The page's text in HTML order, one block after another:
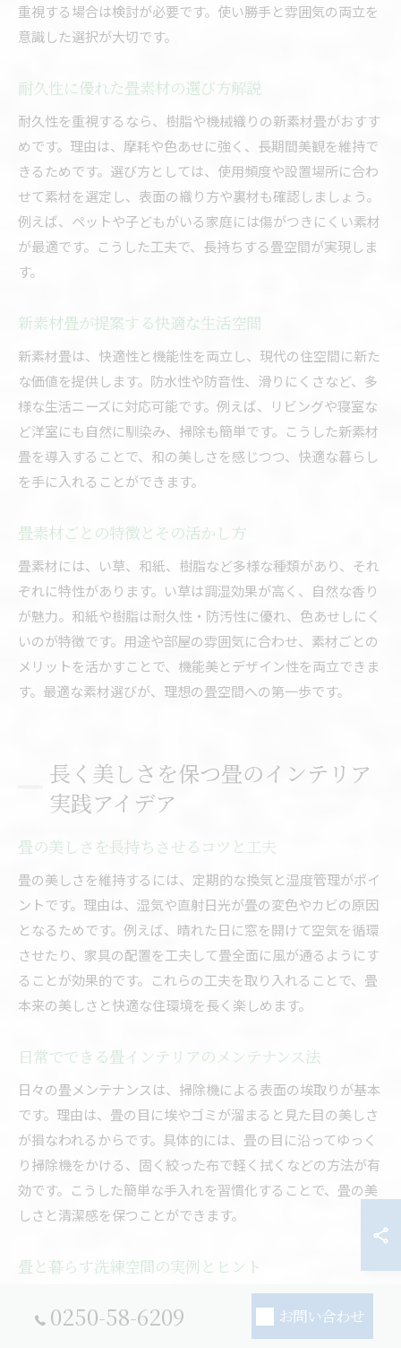
重視する場合は検討が必要です。使い勝手と雰囲気の両立を
意識した選択が大切です。
耐久性に優れた畳素材の選び方解説
耐久性を重視するなら、樹脂や機械織りの新素材畳がおすす
めです。理由は、摩耗や色あせに強く、長期間美観を維持で
きるためです。選び方としては、使用頻度や設置場所に合わ
せて素材を選定し、表面の織り方や裏材も確認しましょう。
例えば、ペットや子どもがいる家庭には傷がつきにくい素材
が最適です。こうした工夫で、長持ちする畳空間が実現しま
す。
新素材畳が提案する快適な生活空間
新素材畳は、快適性と機能性を両立し、現代の住空間に新た
な価値を提供します。防水性や防音性、滑りにくさなど、多
様な生活ニーズに対応可能です。例えば、リビングや寝室な
ど洋室にも自然に馴染み、掃除も簡単です。こうした新素材
畳を導入することで、和の美しさを感じつつ、快適な暮らし
を手に入れることができます。
畳素材ごとの特徴とその活かし方
畳素材には、い草、和紙、樹脂など多様な種類があり、それ
ぞれに特性があります。い草は調湿効果が高く、自然な香り
が魅力。和紙や樹脂は耐久性・防汚性に優れ、色あせしにく
いのが特徴です。用途や部屋の雰囲気に合わせ、素材ごとの
メリットを活かすことで、機能美とデザイン性を両立できま
す。最適な素材選びが、理想の畳空間への第一歩です。
長く美しさを保つ畳のインテリア
実践アイデア
畳の美しさを長持ちさせるコツと工夫
畳の美しさを維持するには、定期的な換気と湿度管理がポイ
ントです。理由は、湿気や直射日光が畳の変色やカビの原因
となるためです。例えば、晴れた日に窓を開けて空気を循環
させたり、家具の配置を工夫して畳全面に風が通るようにす
ることが効果的です。これらの工夫を取り入れることで、畳
本来の美しさと快適な住環境を長く楽しめます。
日常でできる畳インテリアのメンテナンス法
日々の畳メンテナンスは、掃除機による表面の埃取りが基本
です。理由は、畳の目に埃やゴミが溜まると見た目の美しさ
が損なわれるからです。具体的には、畳の目に沿ってゆっく
り掃除機をかける、固く絞った布で軽く拭くなどの方法が有
効です。こうした簡単な手入れを習慣化することで、畳の美
しさと清潔感を保つことができます。
畳と暮らす洗練空間の実例とヒント
畳を活かした洗練空間では、家具やカーテンの色合いを自然
素材で統一する方法が効果的です。その理由は、畳の風合い
0250-58-6209 お問い合わせ